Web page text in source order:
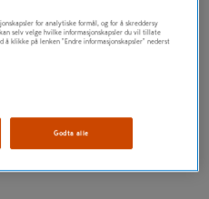
for analytiske formål, og for å skreddersy
selv velge hvilke informasjonskapsler du vil tillate
å klikke på lenken "Endre informasjonskapsler" nederst
Godta alle